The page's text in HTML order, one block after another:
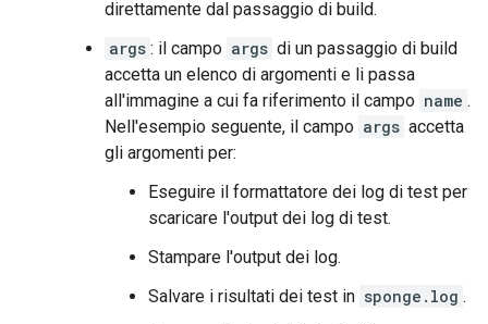
direttamente dal passaggio di build.
args : il campo args di un passaggio di build
accetta un elenco di argomenti e li passa
all'immagine a cui fa riferimento il campo name .
Nell'esempio seguente, il campo args accetta
gli argomenti per:
Eseguire il formattatore dei log di test per
scaricare l'output dei log di test.
Stampare l'output dei log.
Salvare i risultati dei test in sponge.log .